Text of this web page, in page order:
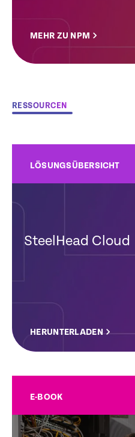
MEHR ZU NPM
RESSOURCEN
LÖSUNGSÜBERSICHT
SteelHead Cloud
HERUNTERLADEN
E-BOOK